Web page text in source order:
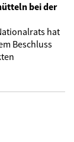
bei der
hat
Beschluss